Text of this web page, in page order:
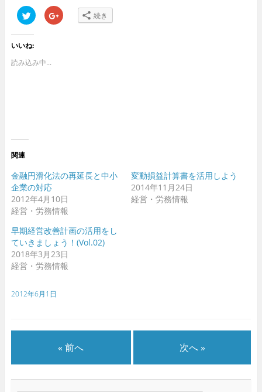
ク
リ
ク
て
w
ド
ウ
で
開
き
ま
す
ク
リ
ド
ウ
開
き
ま
す
続き
いいね:
読み込み中...
関連
金融円滑化法の再延長と中小
企業の対応
2012年4月10日
経営・労務情報
変動損益計算書を活用しよう
2014年11月24日
経営・労務情報
早期経営改善計画の活用をし
ていきましょう！(Vol.02)
2018年3月23日
経営・労務情報
2012年6月1日
« 前へ 次へ »